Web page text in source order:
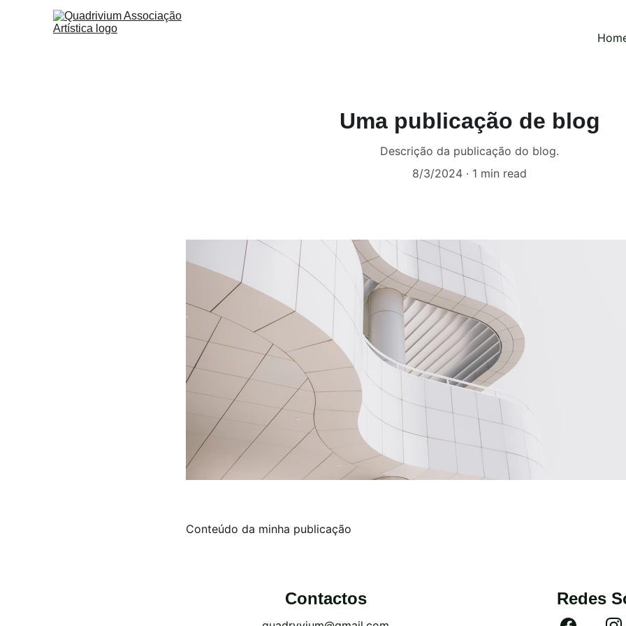
Uma publicação de blog
Descrição da publicação do blog.
8/3/2024
1 min read
Conteúdo da minha publicação
Contactos Redes